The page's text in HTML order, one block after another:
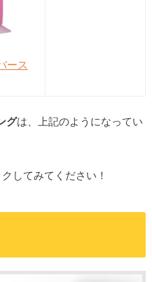
ース
グは、上記のようになってい
してみてください！